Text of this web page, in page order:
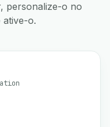
personalize-o no
o.